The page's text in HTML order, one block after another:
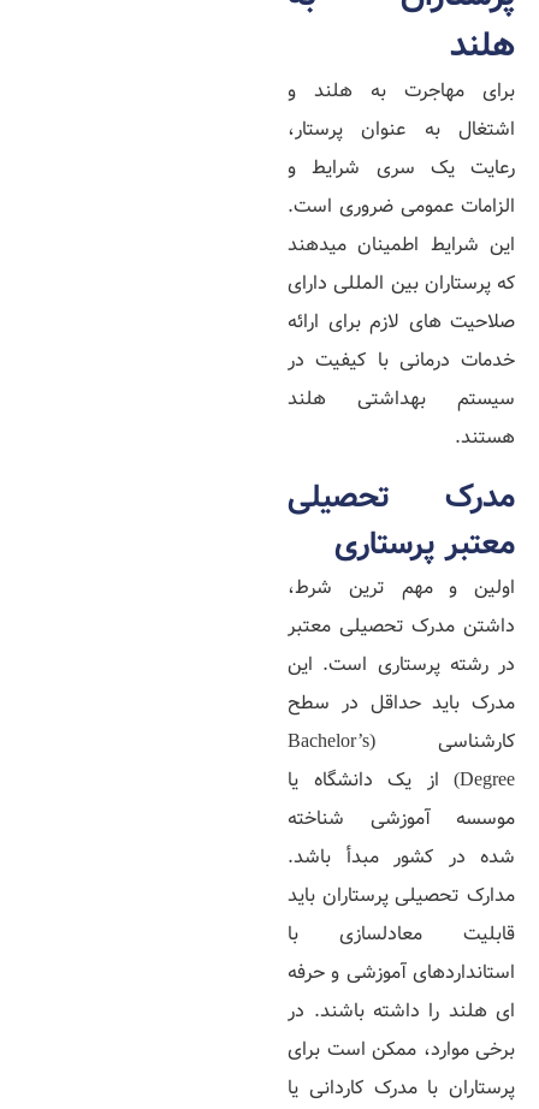
هلند
برای مهاجرت به هلند و
اشتغال به عنوان پرستار،
رعایت یک سری شرایط و
الزامات عمومی ضروری است.
این شرایط اطمینان میدهند
که پرستاران بین‌ المللی دارای
صلاحیت‌ های لازم برای ارائه
خدمات درمانی با کیفیت در
سیستم بهداشتی هلند
هستند.
مدرک تحصیلی
معتبر پرستاری
اولین و مهم‌ ترین شرط،
داشتن مدرک تحصیلی معتبر
در رشته پرستاری است. این
مدرک باید حداقل در سطح
کارشناسی (Bachelor’s
Degree) از یک دانشگاه یا
موسسه آموزشی شناخته
شده در کشور مبدأ باشد.
مدارک تحصیلی پرستاران باید
قابلیت معادلسازی با
استانداردهای آموزشی و حرفه‌
ای هلند را داشته باشند. در
برخی موارد، ممکن است برای
پرستاران با مدرک کاردانی یا